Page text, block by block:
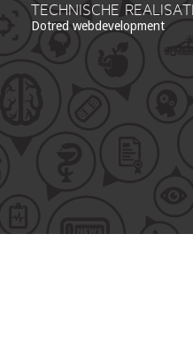
TECHNISCHE
Dotred webdevelopment